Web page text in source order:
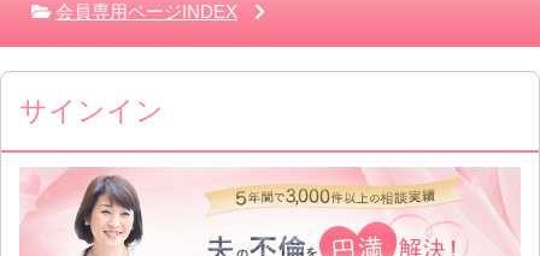
会員専用ページINDEX
サインイン